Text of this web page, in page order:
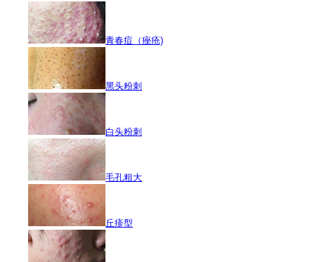
青春痘（痤疮)
黑头粉刺
白头粉刺
毛孔粗大
丘疹型